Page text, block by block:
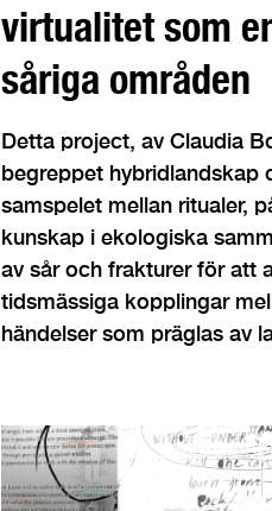
virtualitet som
såriga områden
Detta project, av Claudia
begreppet hybridlandskap
samspelet mellan ritualer,
kunskap i ekologiska
av sår och frakturer för att
tidsmässiga kopplingar
händelser som präglas av